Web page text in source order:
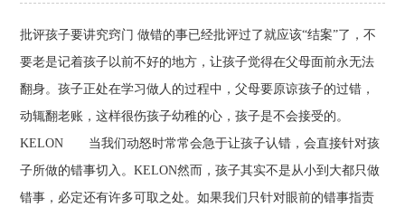
批评孩子要讲究窍门 做错的事已经批评过了就应该“结案”了，不
要老是记着孩子以前不好的地方，让孩子觉得在父母面前永无法
翻身。孩子正处在学习做人的过程中，父母要原谅孩子的过错，
动辄翻老账，这样很伤孩子幼稚的心，孩子是不会接受的。
KELON 当我们动怒时常常会急于让孩子认错，会直接针对孩
子所做的错事切入。KELON然而，孩子其实不是从小到大都只做
错事，必定还有许多可取之处。如果我们只针对眼前的错事指责